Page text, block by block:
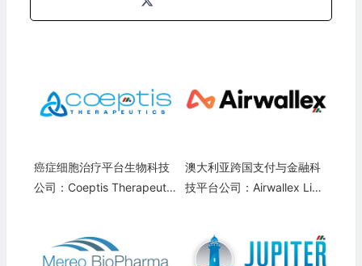
癌症细胞治疗平台生物科技
公司：Coeptis Therapeutic
澳大利亚跨国支付与金融科
技平台公司：Airwallex Limit